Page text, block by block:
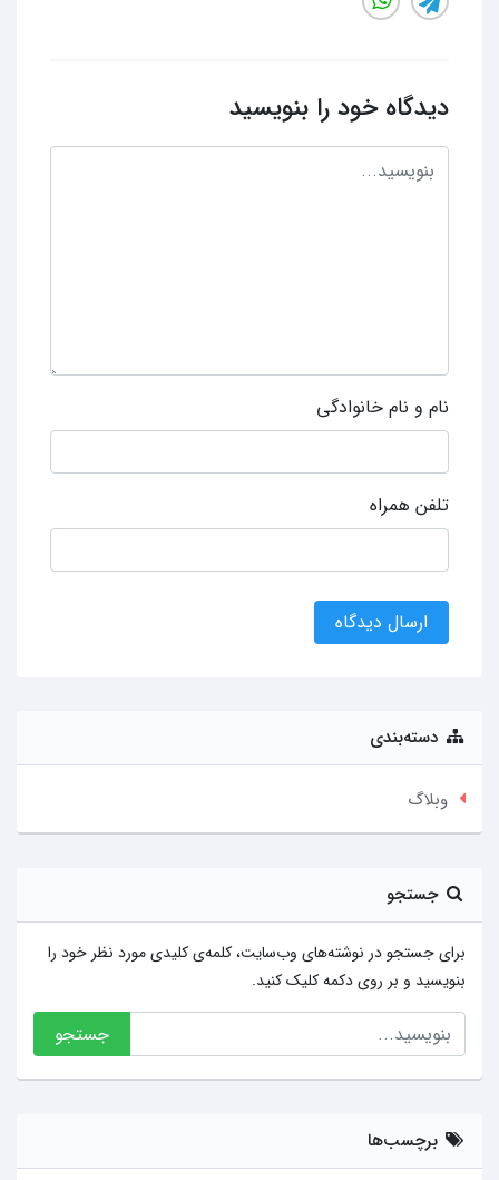
دیدگاه خود را بنویسید
نام و نام خانوادگی
تلفن همراه
ارسال دیدگاه
دسته‌بندی
وبلاگ
جستجو
برای جستجو در نوشته‌های وب‌سایت، کلمه‌ی کلیدی مورد نظر خود را
بنویسید و بر روی دکمه کلیک کنید.
جستجو
برچسب‌ها